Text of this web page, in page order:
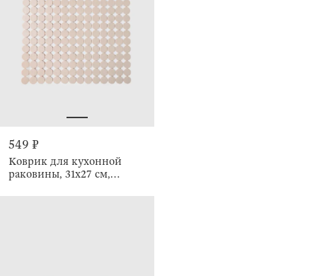
549 ₽
Коврик для кухонной
раковины, 31х27 см,